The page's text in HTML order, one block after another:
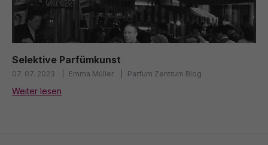
Selektive Parfümkunst
07. 07. 2023 Emma Müller Parfum Zentrum Blog
Weiter lesen